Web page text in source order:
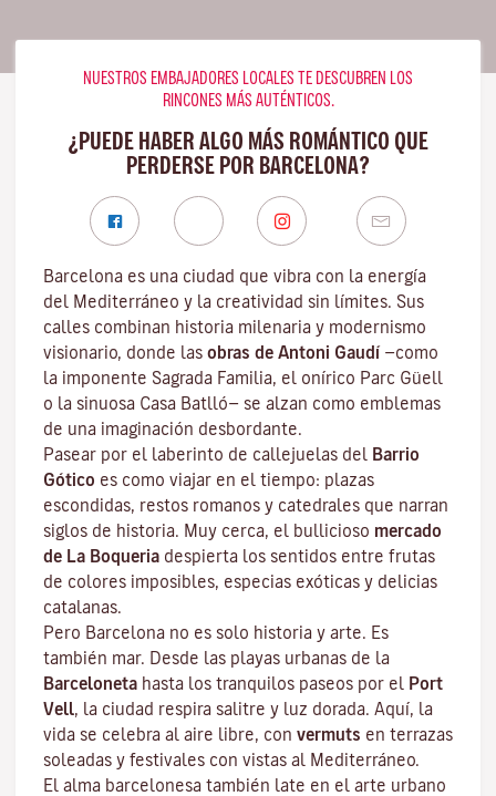
NUESTROS EMBAJADORES LOCALES TE DESCUBREN LOS
RINCONES MÁS AUTÉNTICOS.
¿PUEDE HABER ALGO MÁS ROMÁNTICO QUE
PERDERSE POR BARCELONA?
Barcelona es una ciudad que vibra con la energía
del Mediterráneo y la creatividad sin límites. Sus
calles combinan historia milenaria y modernismo
visionario, donde las obras de Antoni Gaudí —como
la imponente Sagrada Familia, el onírico Parc Güell
o la sinuosa Casa Batlló— se alzan como emblemas
de una imaginación desbordante.
Pasear por el laberinto de callejuelas del Barrio
Gótico es como viajar en el tiempo: plazas
escondidas, restos romanos y catedrales que narran
siglos de historia. Muy cerca, el bullicioso mercado
de La Boqueria despierta los sentidos entre frutas
de colores imposibles, especias exóticas y delicias
catalanas.
Pero Barcelona no es solo historia y arte. Es
también mar. Desde las playas urbanas de la
Barceloneta hasta los tranquilos paseos por el Port
Vell, la ciudad respira salitre y luz dorada. Aquí, la
vida se celebra al aire libre, con vermuts en terrazas
soleadas y festivales con vistas al Mediterráneo.
El alma barcelonesa también late en el arte urbano